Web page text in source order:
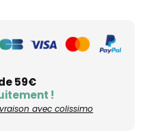
59€
!
avec colissimo